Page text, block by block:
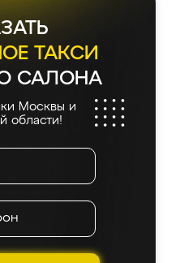
ТАКСИ
САЛОНА
Москвы и
области!